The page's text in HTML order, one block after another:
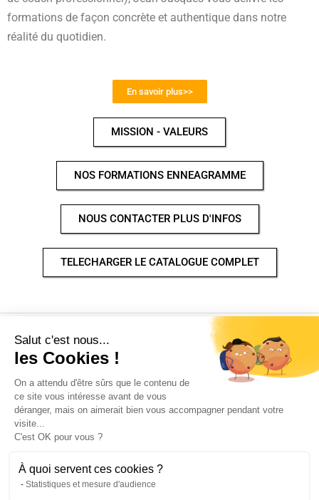
formations de façon concrète et authentique dans notre
réalité du quotidien.
En savoir plus>>
MISSION - VALEURS
NOS FORMATIONS ENNEAGRAMME
NOUS CONTACTER PLUS D'INFOS
TELECHARGER LE CATALOGUE COMPLET
Thème WordPress Astra
Nous utilisons des cookies pour vous garantir la meilleure
expérience sur notre site. Si vous continuez à utiliser ce dernier,
Salut c'est nous...
les Cookies !
On a attendu d'être sûrs que le contenu de
ce site vous intéresse avant de vous
déranger, mais on aimerait bien vous accompagner pendant votre
visite...
C'est OK pour vous ?
À quoi servent ces cookies ?
Statistiques et mesure d'audience